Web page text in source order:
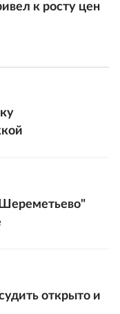
к росту цен
открыто и